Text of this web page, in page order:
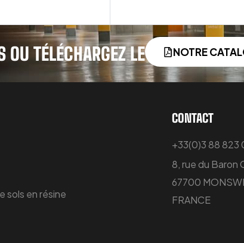
OU TÉLÉCHARGEZ LE NOTRE
sols en résine
CONTACT
+33(0)3 88 823
8, rue du Baron
67700
FRANCE